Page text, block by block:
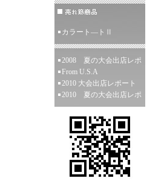
カラート―トⅡ
2008 夏の大会出店レポ
From U.S.A
2010 大会出店レポート
2010 夏の大会出店レポ